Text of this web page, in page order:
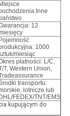
Miejsce
12
Pojemność
1000
miesiąc
płatności: L/C,
T, Western Union,
transportu:
lotnicze lub
DHL/FEDEX/TNT/EMS
kupującym do